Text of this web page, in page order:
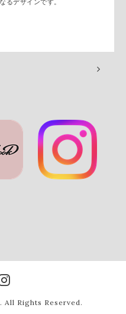
るデザインです。
. All Rights Reserved.